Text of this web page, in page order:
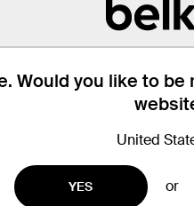
Would you like to
United
YES or
織尼龍製成，可承
尼龍材質，堅固耐